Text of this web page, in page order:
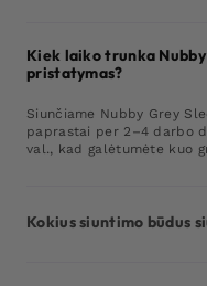
Kiek laiko trunka
pristatymas?
Siunčiame Nubby Grey
paprastai per 2–4 darbo
val., kad galėtumėte kuo
Kokius siuntimo būdus